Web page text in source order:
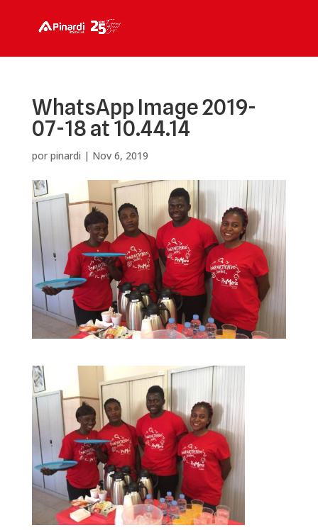
WhatsApp Image 2019-
07-18 at 10.44.14
por pinardi | Nov 6, 2019